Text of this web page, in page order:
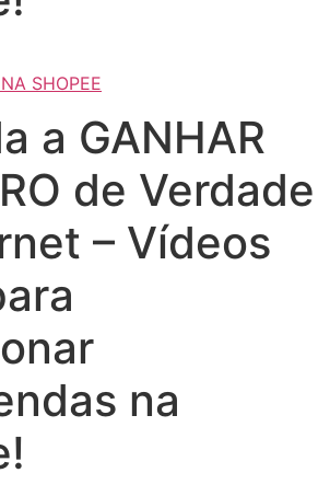
SHOPEE
a GANHAR
de Verdade
– Vídeos
na